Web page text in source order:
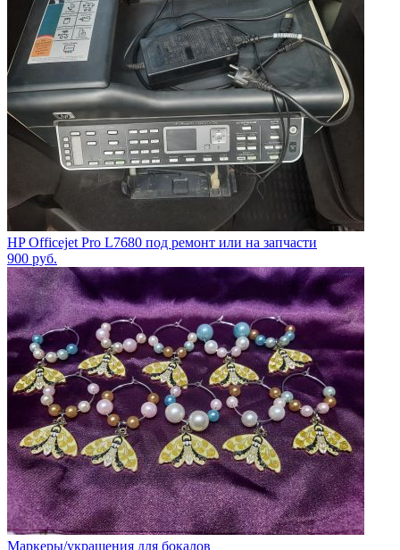
HP Officejet Pro L7680 под ремонт или на запчасти
900 руб.
Маркеры/украшения для бокалов